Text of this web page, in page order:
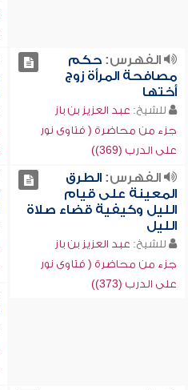
الفهرس:حكم
مصافحة المرأة زوج
أختها
للشيخ: عبد العزيز بن باز
جزء من محاضرة ( فتاوى نور
على الدرب (369))
الفهرس:الطرق
المعينة على قيام
الليل وكيفية قضاء صلاة
الليل
للشيخ: عبد العزيز بن باز
جزء من محاضرة ( فتاوى نور
على الدرب (373))